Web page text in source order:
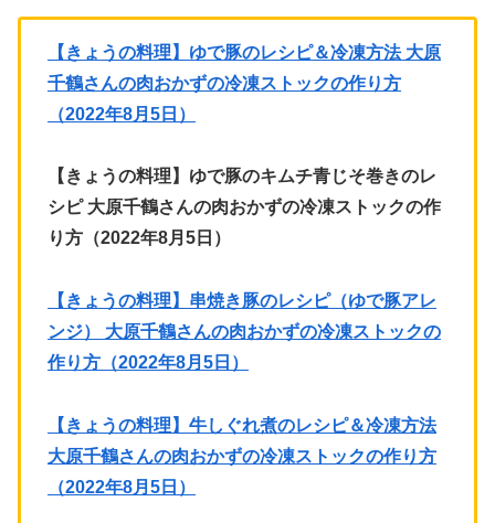
【きょうの料理】ゆで豚のレシピ＆冷凍方法 大原
千鶴さんの肉おかずの冷凍ストックの作り方
（2022年8月5日）
【きょうの料理】ゆで豚のキムチ青じそ巻きのレ
シピ 大原千鶴さんの肉おかずの冷凍ストックの作
り方（2022年8月5日）
【きょうの料理】串焼き豚のレシピ（ゆで豚アレ
ンジ） 大原千鶴さんの肉おかずの冷凍ストックの
作り方（2022年8月5日）
【きょうの料理】牛しぐれ煮のレシピ＆冷凍方法
大原千鶴さんの肉おかずの冷凍ストックの作り方
（2022年8月5日）